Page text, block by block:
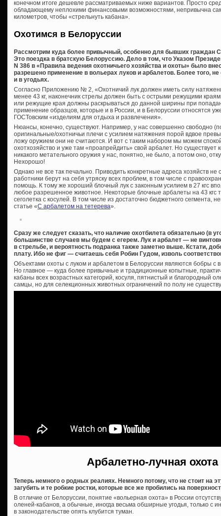
конечном итоге дешевле рассматриваемых ниже вариантов. Просто
обладающему неплохими финансовыми возможностями, непривычна
километров, чтобы «стрельнуть кабана».
Охотимся в Белоруссии
Рассмотрим куда более привычный, особенно для бывших граждан
Это поездка в братскую Белоруссию. Дело в том, что Указом
N 386 в «Правила ведения охотничьего хозяйства и охоты» было
разрешено применение в вольерах луков и арбалетов. Более того,
и в угодьях.
Согласно Приложению № 2, «Охотничий лук должен иметь силу
менее 43 кг, наконечник стрелы должен быть с острыми режущими
или режущие края должны раскрываться до данной ширины при
применение образцов, которые и в России, и в Белоруссии относятся
ГОСТовским «изделиям для отдыха и развлечения».
Нюансы, конечно, существуют. Например, у нас совершенно свободно
оригинальные/охотничьи плечи с усилием натяжения порой вдвое
ложу оружием они не считаются. И вот с таким набором мы можем
охотхозяйство и уже там «проапрейдить» свой арбалет. Но
никакого метательного оружия у нас, понятно, не было, а потом оно,
Нехорошо!
Однако не все так печально. Приводить конкретные адреса хозяйств не
работники берут на себя утряску всех проблем, в том числе с
помощь. К тому же хороший блочный лук с законным усилием в 27 кгс
любое разрешенное животное. Некоторые блочные арбалеты на 43 кгс
сеголетка с косулей. В том числе из достаточно бюджетного сегмента,
статье «С арбалетом на тетерева».
Сразу же следует сказать, что наличие охотбилета обязательно (в
большинстве случаев мы будем с егерем. Лук и арбалет — не
в стрельбе, и вероятность подранка также заметно выше. Кстати,
плату. Ибо не фиг — считаешь себя Робин Гудом, изволь
Объектами охоты с луком и арбалетом в Белоруссии являются бобры с
Но главное — куда более привычные и традиционные копытные,
кабаны всех возрастных категорий, косуля, пятнистый и благородный
самцы, но для селекционных животных ограничений по полу не
Арбалетно-лучная
Теперь немного о родных реалиях. Немного потому, что не стоит на
загубить и те робкие ростки, которые все же пробились на
В отличие от Белоруссии, понятие «вольерная охота» в России
оленей-кабанов, а обычные, иногда весьма обширные угодья, только с
в законодательстве опять клубится туман.